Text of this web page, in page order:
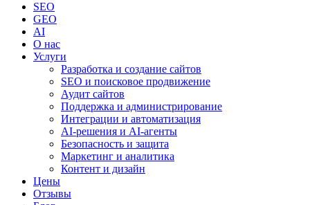
SEO
GEO
AI
О нас
Услуги
Разработка и создание сайтов
SEO и поисковое продвижение
Аудит сайтов
Поддержка и администрирование
Интеграции и автоматизация
AI-решения и AI-агенты
Безопасность и защита
Маркетинг и аналитика
Контент и дизайн
Цены
Отзывы